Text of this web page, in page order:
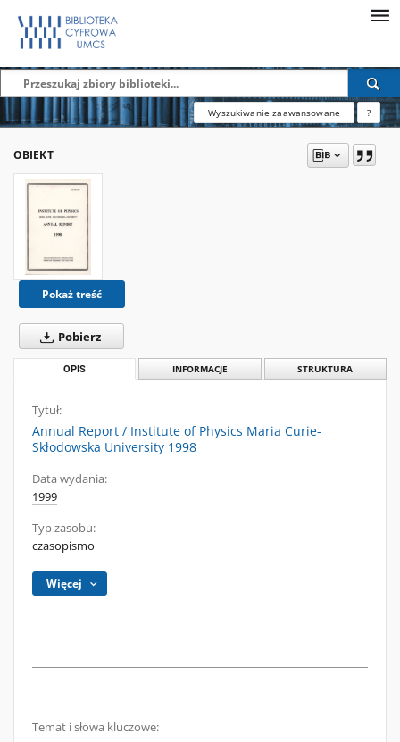
Wyszukiwanie zaawansowane ?
OBIEKT
Pokaż treść
Pobierz
OPIS INFORMACJE STRUKTURA
Tytuł:
Annual Report / Institute of Physics Maria Curie-
Skłodowska University 1998
Data wydania:
1999
Typ zasobu:
czasopismo
Więcej
Temat i słowa kluczowe: